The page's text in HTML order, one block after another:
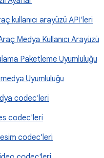
kullanıcı arayüzü API'leri
Medya Kullanıcı Arayüzü
Paketleme Uyumluluğu
Uyumluluğu
codec'leri
codec'leri
codec'leri